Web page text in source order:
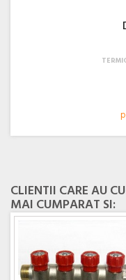
CLIENTII CARE AU
MAI CUMPARAT SI: